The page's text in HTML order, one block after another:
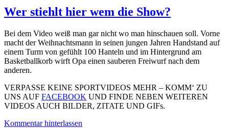
Wer stiehlt hier wem die Show?
Bei dem Video weiß man gar nicht wo man hinschauen soll. Vorne
macht der Weihnachtsmann in seinen jungen Jahren Handstand auf
einem Turm von gefühlt 100 Hanteln und im Hintergrund am
Basketballkorb wirft Opa einen sauberen Freiwurf nach dem
anderen.
VERPASSE KEINE SPORTVIDEOS MEHR – KOMM‘ ZU
UNS AUF FACEBOOK UND FINDE NEBEN WEITEREN
VIDEOS AUCH BILDER, ZITATE UND GIFs.
Kommentar hinterlassen